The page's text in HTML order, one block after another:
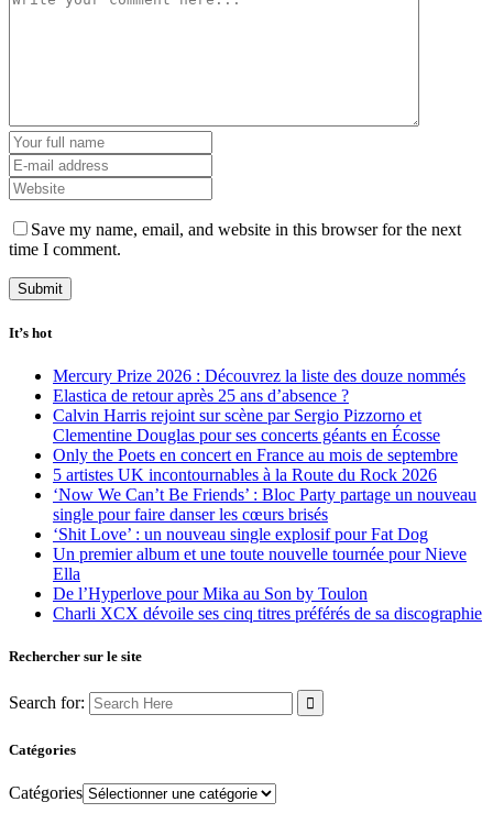
Save my name, email, and website in this browser for the next
time I comment.
It’s hot
Mercury Prize 2026 : Découvrez la liste des douze nommés
Elastica de retour après 25 ans d’absence ?
Calvin Harris rejoint sur scène par Sergio Pizzorno et
Clementine Douglas pour ses concerts géants en Écosse
Only the Poets en concert en France au mois de septembre
5 artistes UK incontournables à la Route du Rock 2026
‘Now We Can’t Be Friends’ : Bloc Party partage un nouveau
single pour faire danser les cœurs brisés
‘Shit Love’ : un nouveau single explosif pour Fat Dog
Un premier album et une toute nouvelle tournée pour Nieve
Ella
De l’Hyperlove pour Mika au Son by Toulon
Charli XCX dévoile ses cinq titres préférés de sa discographie
Rechercher sur le site
Search for:
Catégories
Catégories